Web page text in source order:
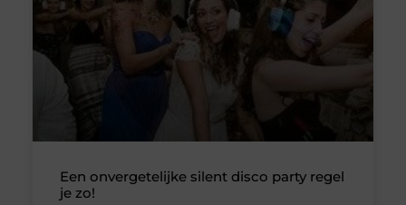
Een onvergetelijke silent disco party regel
je zo!